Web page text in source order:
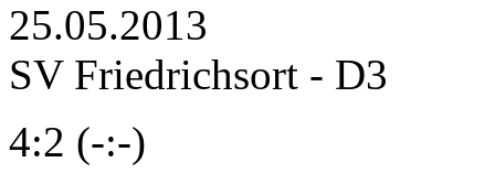
25.05.2013
SV Friedrichsort - D3
4:2 (-:-)